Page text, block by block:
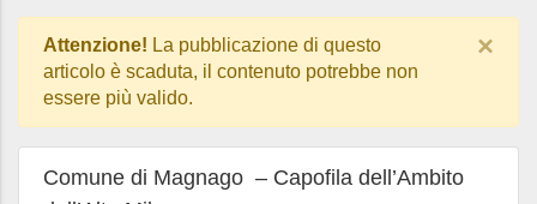
Attenzione! La pubblicazione di questo
articolo è scaduta, il contenuto potrebbe non
essere più valido.
×
Comune di Magnago – Capofila dell’Ambito